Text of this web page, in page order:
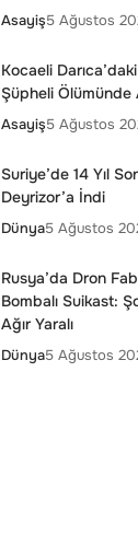
Asayiş5 Ağustos
Kocaeli
Şüpheli Ölümünde
Asayiş5 Ağustos
Suriye’de 14 Yıl
Deyrizor’a İndi
Dünya5 Ağustos
Rusya’da Dron
Bombalı Suikast:
Ağır Yaralı
Dünya5 Ağustos